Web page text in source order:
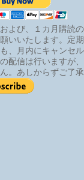
よび、１カ月購読
いいたします。定
、月内にキャンセ
配信は行いますが
。あしからずご了承